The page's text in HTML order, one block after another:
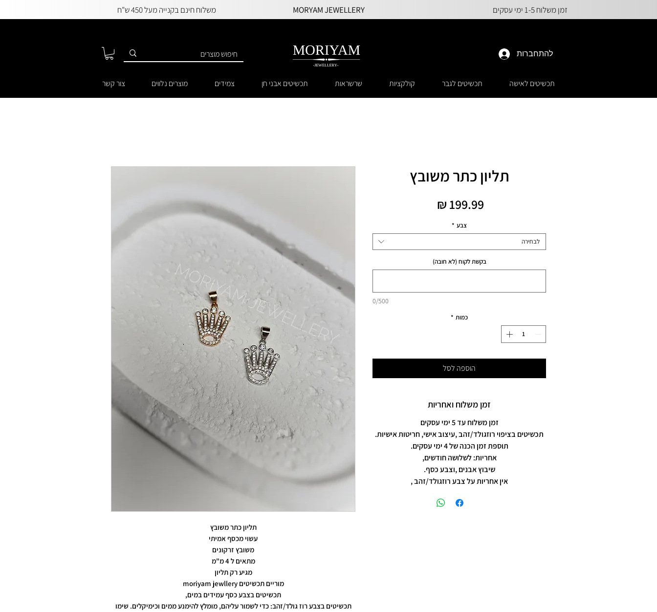
משלוח חינם בקנייה מעל 450 ש"ח MORYAM JEWELLERY זמן משלוח 1-5 ימי עסקים
להתחברות
תכשיטים לאישה תכשיטים לגבר קולקציות שרשראות תכשיטים אבני חן צמידים מוצרים נלווים צור קשר
תליון כתר משובץ
עשוי מכסף אמיתי
משובץ זרקונים
מתאים ל 4 מ"מ
מגיע רק תליון
מוריים תכשיטים moriyam jewllery
תכשיטים בצבע כסף עמידים במים,
תכשיטים בצבע רוז גולד/זהב: כדי לשמור עליהם, מומלץ להימנע ממים וכימיקלים. שימו
תליון כתר משובץ
צבע *
לבחירה
בקשת לקוח (לא חובה)
0/500
כמות *
הוספה לסל
זמן משלוח ואחריות
זמן משלוח עד 5 ימי עסקים
תכשיטים בציפוי רוזגולד/זהב ,עיצוב אישי, חריטות אישיות.
תוספת זמן הכנה של 4 ימי עסקים.
אחריות: לשלושה חודשים,
שיבוץ אבנים ,וצבע כסף.
אין אחריות על צבע רוזגולד/זהב ,